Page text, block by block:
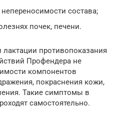
состава;
почек, печени.
противопоказания
Профендера не
компонентов
покраснения кожи,
Такие симптомы в
самостоятельно.